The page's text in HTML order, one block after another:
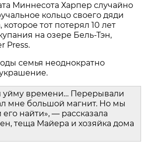
Миннесота Харпер случайно
кольцо своего дяди
тот потерял 10 лет
на озере Бель-Тэн,
Press.
семья неоднократно
уйму времени… Перерывали
мне большой магнит. Но мы
его найти», — рассказала
теща Майера и хозяйка дома